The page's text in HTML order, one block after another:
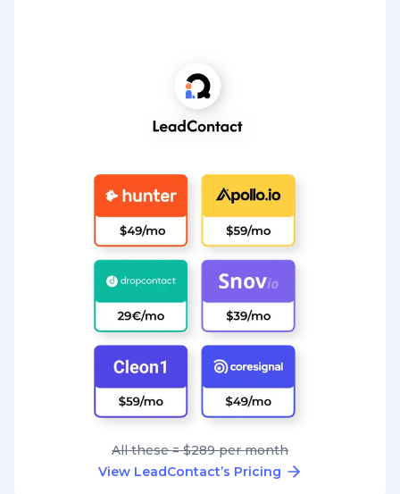
All these = $289 per month
View LeadContact’s Pricing